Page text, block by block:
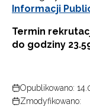
Informacji
Termin
do godziny
Opublikowano:
Zmodyfikowano: